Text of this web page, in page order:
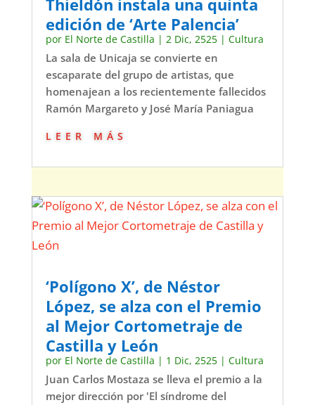
Thieldón instala una quinta
edición de ‘Arte Palencia’
por El Norte de Castilla | 2 Dic, 2525| Cultura
La sala de Unicaja se convierte en
escaparate del grupo de artistas, que
homenajean a los recientemente fallecidos
Ramón Margareto y José María Paniagua
leer más
‘Polígono X’, de Néstor
López, se alza con el Premio
al Mejor Cortometraje de
Castilla y León
por El Norte de Castilla | 1 Dic, 2525| Cultura
Juan Carlos Mostaza se lleva el premio a la
mejor dirección por 'El síndrome del